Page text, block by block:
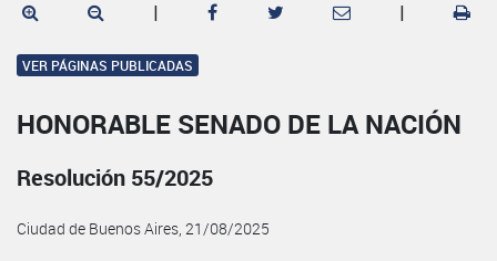
| |
VER PÁGINAS PUBLICADAS
HONORABLE SENADO DE LA NACIÓN
Resolución 55/2025
Ciudad de Buenos Aires, 21/08/2025